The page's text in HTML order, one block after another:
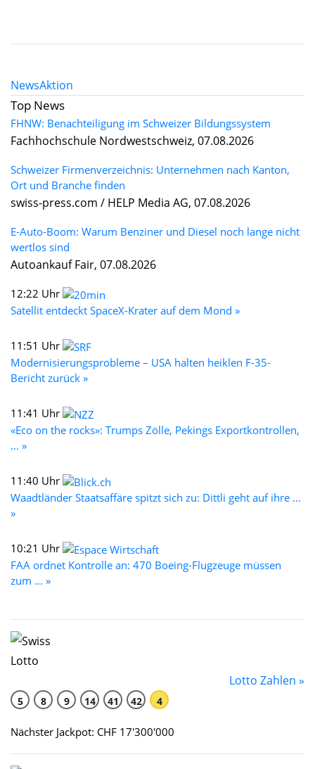
NewsAktion
Top News
FHNW: Benachteiligung im Schweizer Bildungssystem
Fachhochschule Nordwestschweiz, 07.08.2026
Schweizer Firmenverzeichnis: Unternehmen nach Kanton,
Ort und Branche finden
swiss-press.com / HELP Media AG, 07.08.2026
E-Auto-Boom: Warum Benziner und Diesel noch lange nicht
wertlos sind
Autoankauf Fair, 07.08.2026
12:22 Uhr
Satellit entdeckt SpaceX-Krater auf dem Mond »
11:51 Uhr
Modernisierungsprobleme – USA halten heiklen F-35-
Bericht zurück »
11:41 Uhr
«Eco on the rocks»: Trumps Zölle, Pekings Exportkontrollen,
... »
11:40 Uhr
Waadtländer Staatsaffäre spitzt sich zu: Dittli geht auf ihre ...
»
10:21 Uhr
FAA ordnet Kontrolle an: 470 Boeing-Flugzeuge müssen
zum ... »
Lotto Zahlen »
5 8 9 14 41 42 4
Nächster Jackpot: CHF 17'300'000